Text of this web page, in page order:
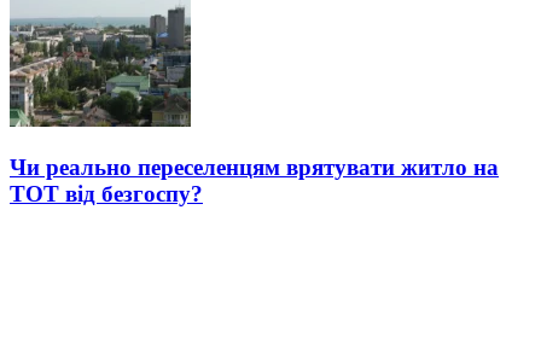
Чи реально переселенцям врятувати житло на
ТОТ від безгоспу?